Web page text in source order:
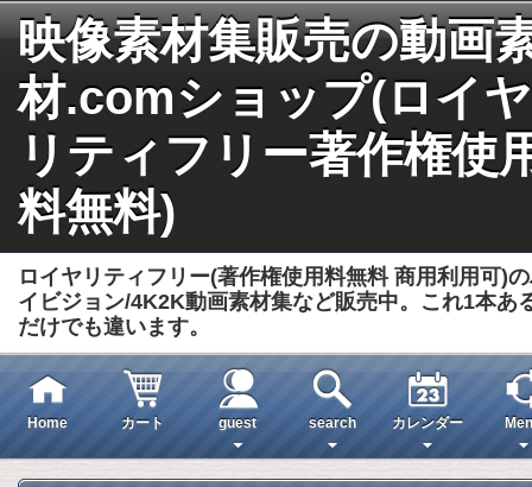
映像素材集販売の動画
材.comショップ(ロイヤ
リティフリー著作権使
料無料)
ロイヤリティフリー(著作権使用料無料 商用利用可)
イビジョン/4K2K動画素材集など販売中。これ1本あ
だけでも違います。
Home カート guest search カレンダー